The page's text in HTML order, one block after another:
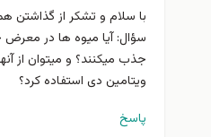
با سلام و تشکر از گذاشتن
سؤال: آیا میوه ها در
جذب میکنند؟ و میتوان از
ویتامین دی استفاده کرد؟
پاسخ